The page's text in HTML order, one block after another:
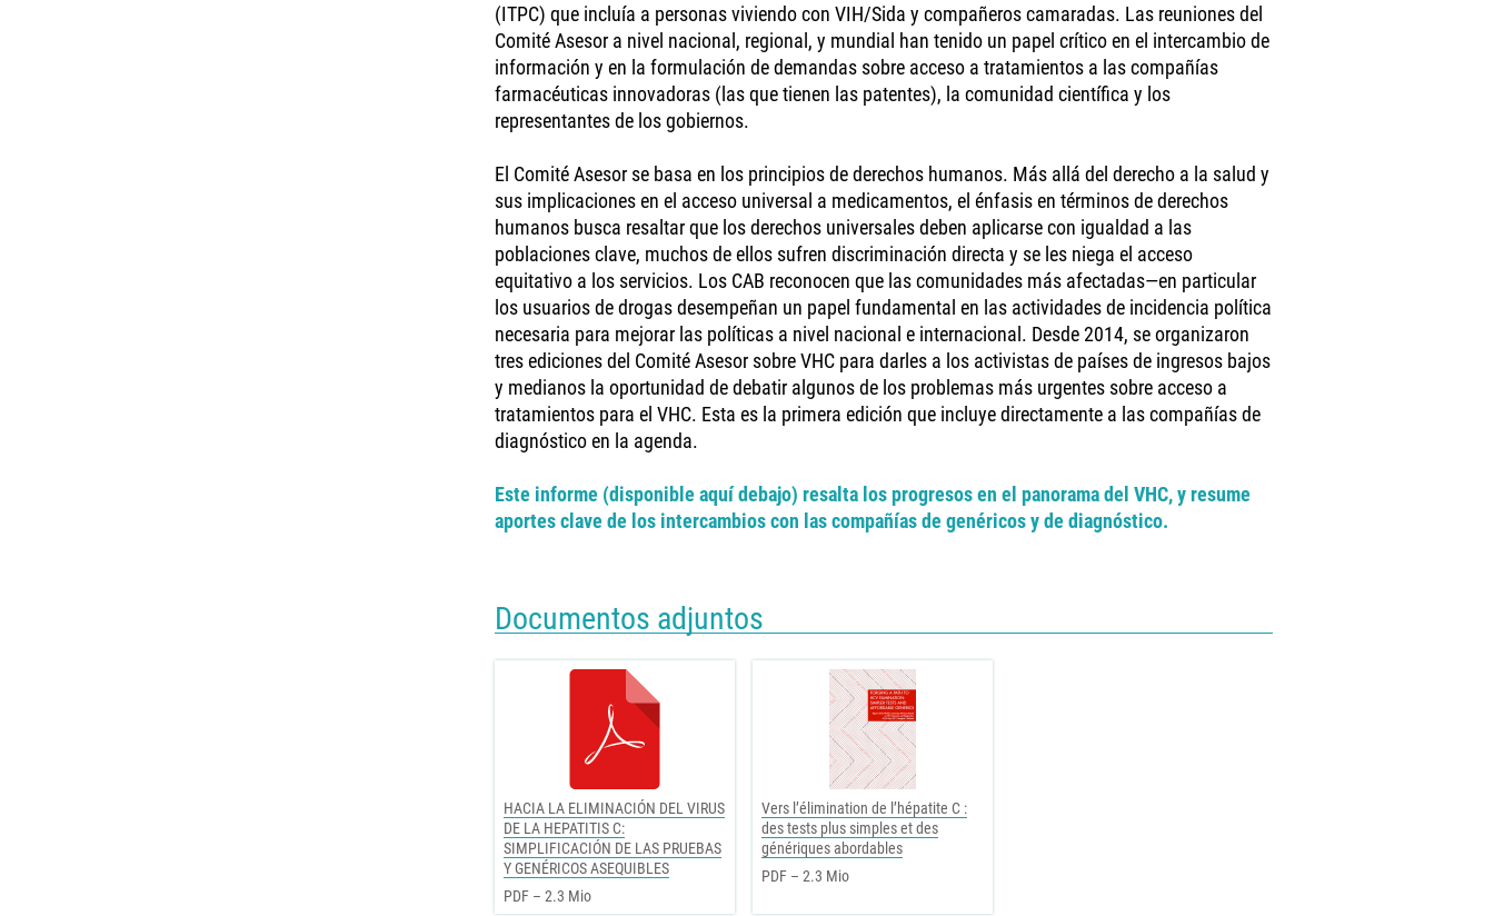
(ITPC) que incluía a personas viviendo con VIH/Sida y compañeros camaradas. Las reuniones del
Comité Asesor a nivel nacional, regional, y mundial han tenido un papel crítico en el intercambio de
información y en la formulación de demandas sobre acceso a tratamientos a las compañías
farmacéuticas innovadoras (las que tienen las patentes), la comunidad científica y los
representantes de los gobiernos.
El Comité Asesor se basa en los principios de derechos humanos. Más allá del derecho a la salud y
sus implicaciones en el acceso universal a medicamentos, el énfasis en términos de derechos
humanos busca resaltar que los derechos universales deben aplicarse con igualdad a las
poblaciones clave, muchos de ellos sufren discriminación directa y se les niega el acceso
equitativo a los servicios. Los CAB reconocen que las comunidades más afectadas—en particular
los usuarios de drogas desempeñan un papel fundamental en las actividades de incidencia política
necesaria para mejorar las políticas a nivel nacional e internacional. Desde 2014, se organizaron
tres ediciones del Comité Asesor sobre VHC para darles a los activistas de países de ingresos bajos
y medianos la oportunidad de debatir algunos de los problemas más urgentes sobre acceso a
tratamientos para el VHC. Esta es la primera edición que incluye directamente a las compañías de
diagnóstico en la agenda.
Este informe (disponible aquí debajo) resalta los progresos en el panorama del VHC, y resume
aportes clave de los intercambios con las compañías de genéricos y de diagnóstico.
Documentos adjuntos
HACIA LA ELIMINACIÓN DEL VIRUS
DE LA HEPATITIS C:
SIMPLIFICACIÓN DE LAS PRUEBAS
Y GENÉRICOS ASEQUIBLES
PDF – 2.3 Mio
Vers l’élimination de l’hépatite C :
des tests plus simples et des
génériques abordables
PDF – 2.3 Mio